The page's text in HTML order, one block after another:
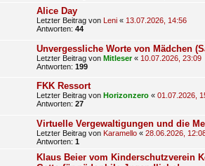
Alice Day
Letzter Beitrag von Leni « 13.07.2026, 14:56
Antworten: 44
Unvergessliche Worte von Mädchen
Letzter Beitrag von Mitleser« 10.07.2026, 23:09
Antworten: 199
FKK Ressort
Letzter Beitrag von Horizonzero « 01.07.2026,
Antworten: 27
Virtuelle Vergewaltigungen und die
Letzter Beitrag von Karamello « 28.06.2026,
Antworten: 1
Klaus Beier vom Kinderschutzverein